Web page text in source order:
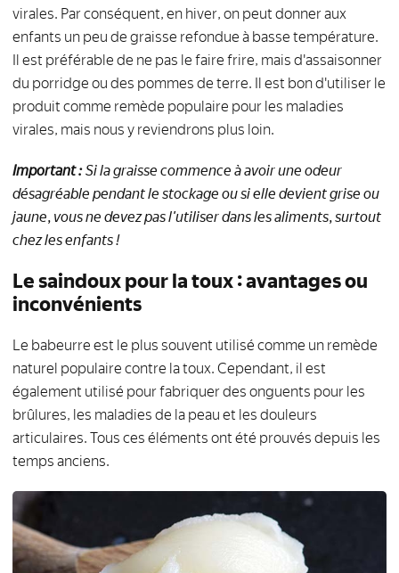
virales. Par conséquent, en hiver, on peut donner aux
enfants un peu de graisse refondue à basse température.
Il est préférable de ne pas le faire frire, mais d'assaisonner
du porridge ou des pommes de terre. Il est bon d'utiliser le
produit comme remède populaire pour les maladies
virales, mais nous y reviendrons plus loin.
Important :Si la graisse commence à avoir une odeur
désagréable pendant le stockage ou si elle devient grise ou
jaune, vous ne devez pas l'utiliser dans les aliments, surtout
chez les enfants !
Le saindoux pour la toux : avantages ou
inconvénients
Le babeurre est le plus souvent utilisé comme un remède
naturel populaire contre la toux. Cependant, il est
également utilisé pour fabriquer des onguents pour les
brûlures, les maladies de la peau et les douleurs
articulaires. Tous ces éléments ont été prouvés depuis les
temps anciens.